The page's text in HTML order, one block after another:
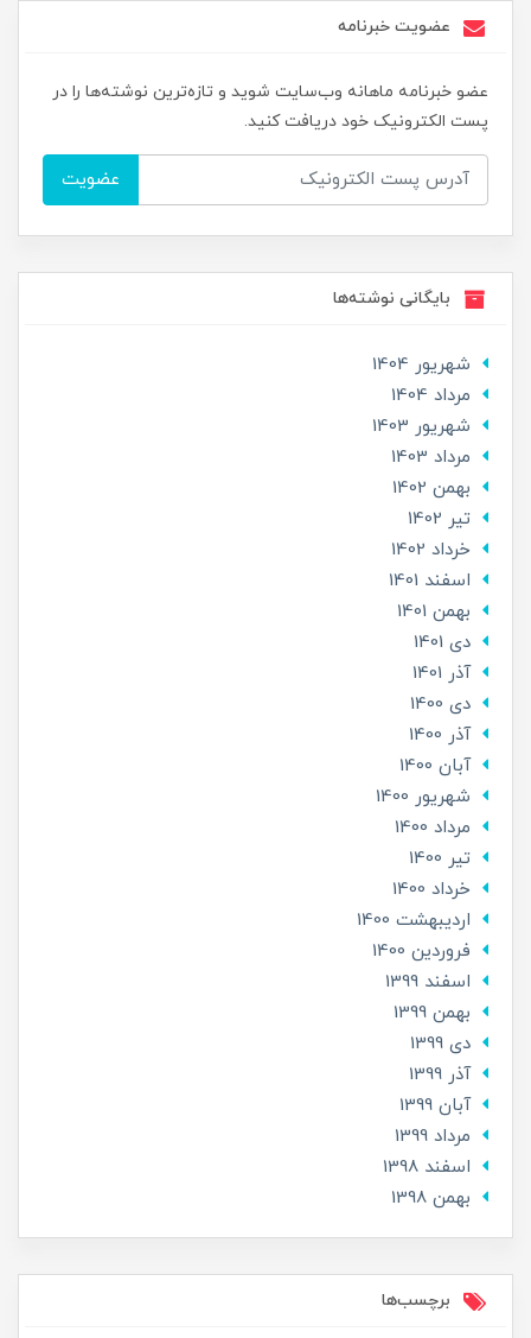
عضویت خبرنامه
عضو خبرنامه ماهانه وب‌سایت شوید و تازه‌ترین نوشته‌ها را در
پست الکترونیک خود دریافت کنید.
عضویت
بایگانی نوشته‌ها
شهریور 1404
مرداد 1404
شهریور 1403
مرداد 1403
بهمن 1402
تير 1402
خرداد 1402
اسفند 1401
بهمن 1401
دی 1401
آذر 1401
دی 1400
آذر 1400
آبان 1400
شهریور 1400
مرداد 1400
تير 1400
خرداد 1400
ارديبهشت 1400
فروردین 1400
اسفند 1399
بهمن 1399
دی 1399
آذر 1399
آبان 1399
مرداد 1399
اسفند 1398
بهمن 1398
برچسب‌ها